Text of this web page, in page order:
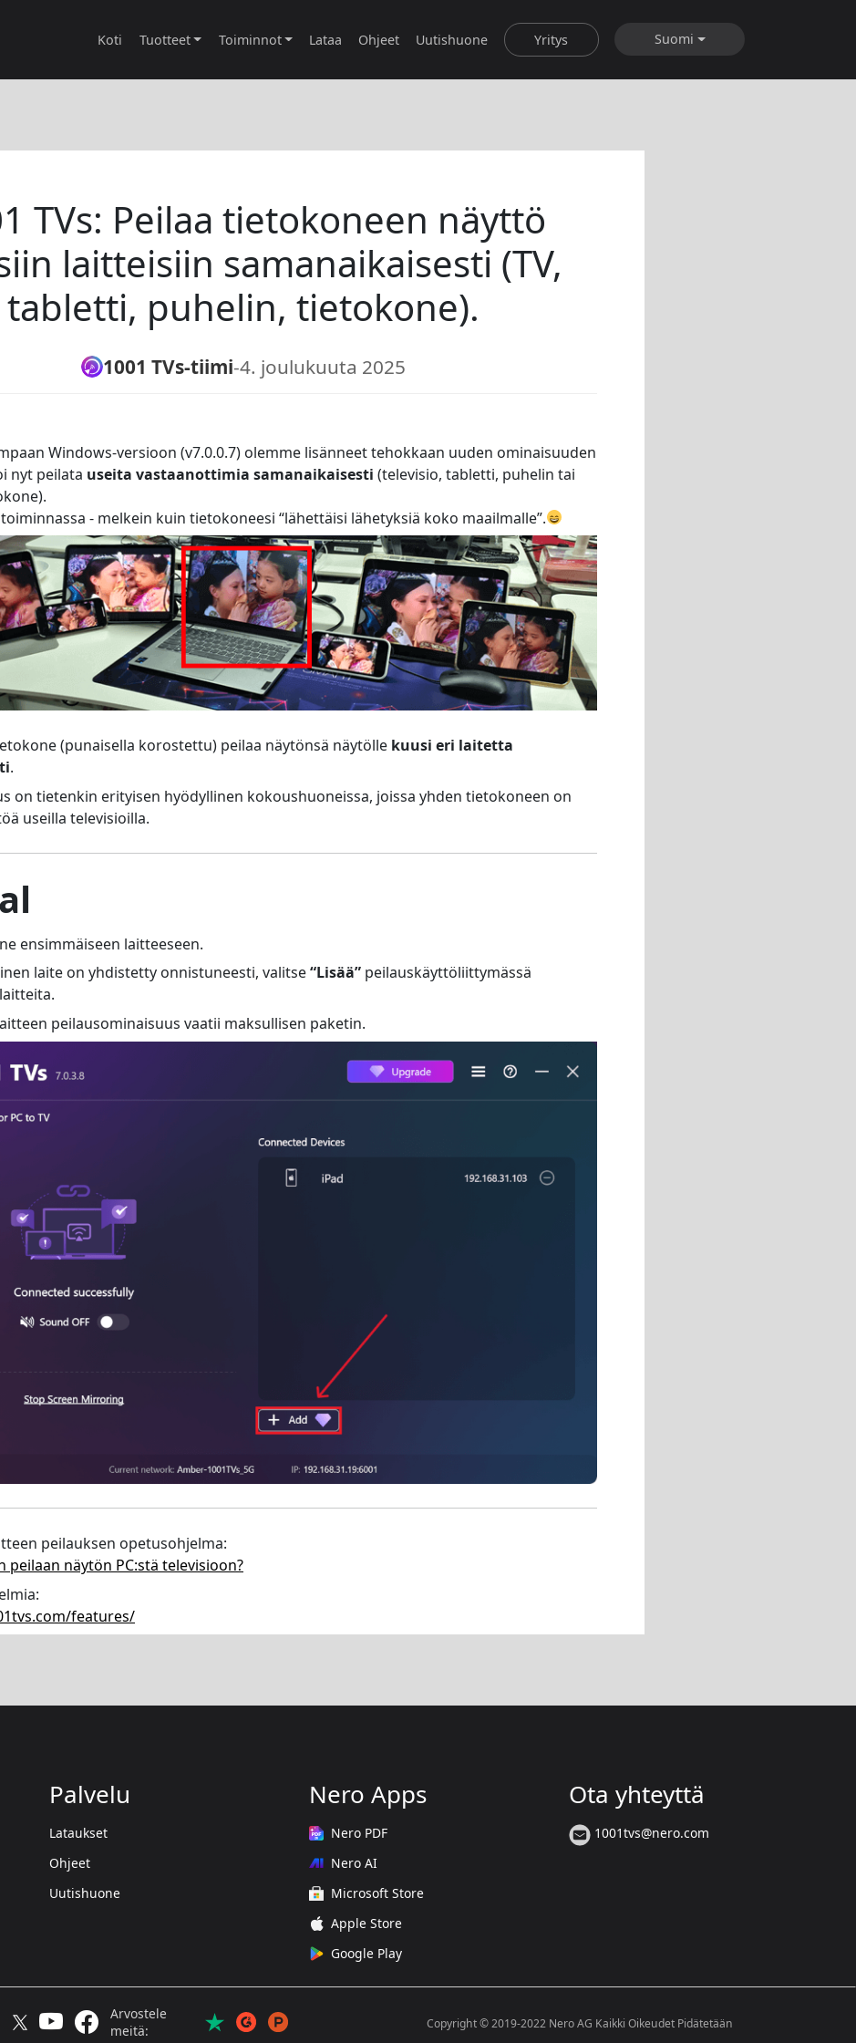
Koti Tuotteet Toiminnot Lataa Ohjeet Uutishuone Yritys Suomi
TVs: Peilaa tietokoneen näyttö
laitteisiin samanaikaisesti (TV,
tabletti, puhelin, tietokone).
1001 TVs-tiimi-4. joulukuuta 2025
Windows-versioon (v7.0.0.7) olemme lisänneet tehokkaan uuden ominaisuuden
nyt peilata useita vastaanottimia samanaikaisesti (televisio, tabletti, puhelin tai
- melkein kuin tietokoneesi “lähettäisi lähetyksiä koko maailmalle”.
(punaisella korostettu) peilaa näytönsä näytölle kuusi eri laitetta
.
on tietenkin erityisen hyödyllinen kokoushuoneissa, joissa yhden tietokoneen on
useilla televisioilla.
ensimmäiseen laitteeseen.
laite on yhdistetty onnistuneesti, valitse“Lisää” peilauskäyttöliittymässä
peilausominaisuus vaatii maksullisen paketin.
peilauksen opetusohjelma:
peilaan näytön PC:stä televisioon?
features/
Palvelu
Lataukset
Ohjeet
Uutishuone
Nero Apps
Nero PDF
Nero AI
Microsoft Store
Apple Store
Google Play
Ota yhteyttä
1001tvs@nero.com
Arvostele
meitä:
Copyright © 2019-2022 Nero AG Kaikki Oikeudet Pidätetään